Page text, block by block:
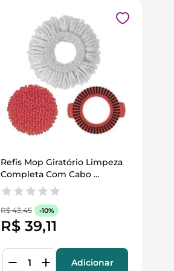
Refis Mop Giratório Limpeza
Completa Com Cabo
Extensivel
R$ 43,45 -10%
R$ 39,11
Adicionar